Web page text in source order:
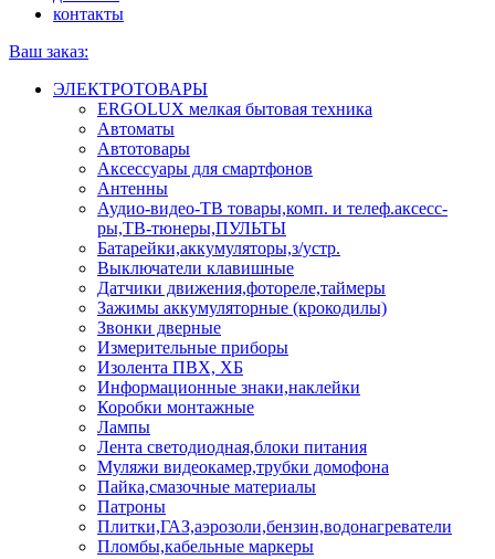
контакты
Ваш заказ:
ЭЛЕКТРОТОВАРЫ
ERGOLUX мелкая бытовая техника
Автоматы
Автотовары
Аксессуары для смартфонов
Антенны
Аудио-видео-ТВ товары,комп. и телеф.аксесс-
ры,ТВ-тюнеры,ПУЛЬТЫ
Батарейки,аккумуляторы,з/устр.
Выключатели клавишные
Датчики движения,фотореле,таймеры
Зажимы аккумуляторные (крокодилы)
Звонки дверные
Измерительные приборы
Изолента ПВХ, ХБ
Информационные знаки,наклейки
Коробки монтажные
Лампы
Лента светодиодная,блоки питания
Муляжи видеокамер,трубки домофона
Пайка,смазочные материалы
Патроны
Плитки,ГАЗ,аэрозоли,бензин,водонагреватели
Пломбы,кабельные маркеры